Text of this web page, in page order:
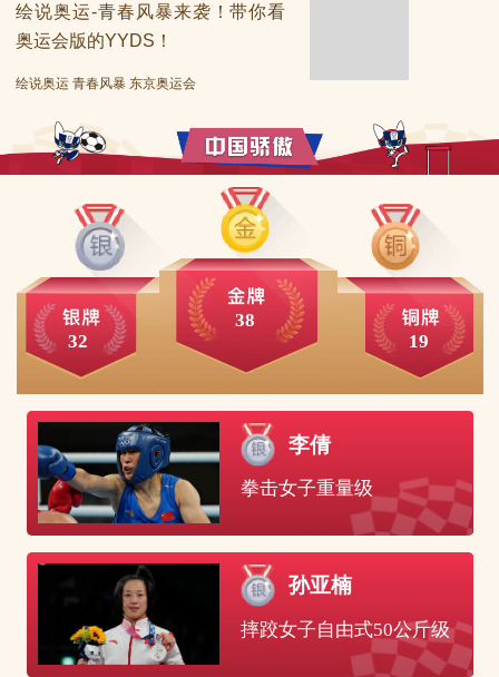
绘说奥运-青春风暴来袭！带你看
奥运会版的YYDS！
绘说奥运 青春风暴 东京奥运会